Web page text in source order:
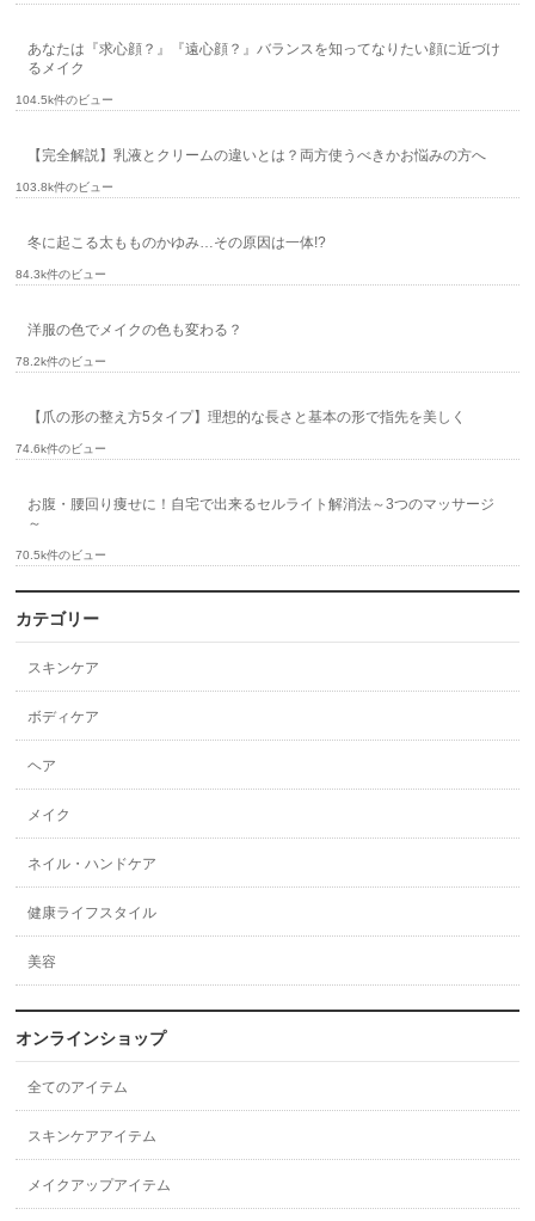
あなたは『求心顔？』『遠心顔？』バランスを知ってなりたい顔に近づけ
るメイク
104.5k件のビュー
【完全解説】乳液とクリームの違いとは？両方使うべきかお悩みの方へ
103.8k件のビュー
冬に起こる太もものかゆみ…その原因は一体!?
84.3k件のビュー
洋服の色でメイクの色も変わる？
78.2k件のビュー
【爪の形の整え方5タイプ】理想的な長さと基本の形で指先を美しく
74.6k件のビュー
お腹・腰回り痩せに！自宅で出来るセルライト解消法～3つのマッサージ
～
70.5k件のビュー
カテゴリー
スキンケア
ボディケア
ヘア
メイク
ネイル・ハンドケア
健康ライフスタイル
美容
オンラインショップ
全てのアイテム
スキンケアアイテム
メイクアップアイテム